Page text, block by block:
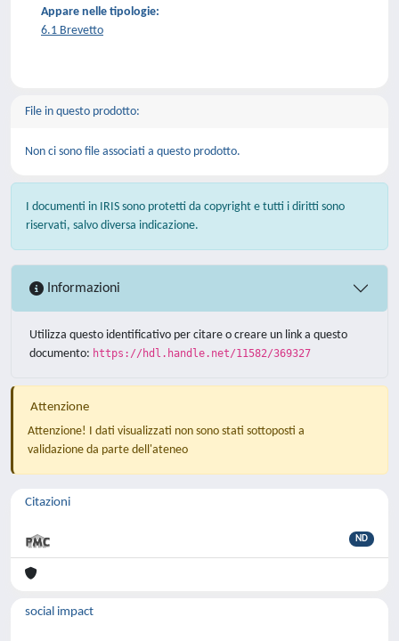
Appare nelle tipologie:
6.1 Brevetto
File in questo prodotto:
Non ci sono file associati a questo prodotto.
I documenti in IRIS sono protetti da copyright e tutti i diritti sono
riservati, salvo diversa indicazione.
Informazioni
Utilizza questo identificativo per citare o creare un link a questo
documento: https://hdl.handle.net/11582/369327
Attenzione
Attenzione! I dati visualizzati non sono stati sottoposti a
validazione da parte dell'ateneo
Citazioni
ND
social impact